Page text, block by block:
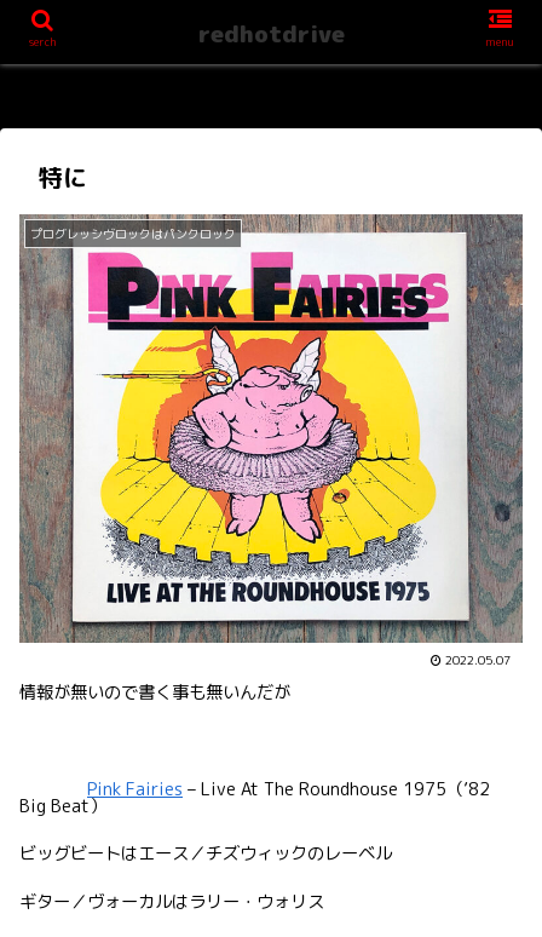
特に
プログレッシヴロックはパンクロック
2022.05.07
情報が無いので書く事も無いんだが
Pink Fairies – Live At The Roundhouse 1975（’82
Big Beat）
ビッグビートはエース／チズウィックのレーベル
ギター／ヴォーカルはラリー・ウォリス
serch redhotdrive menu